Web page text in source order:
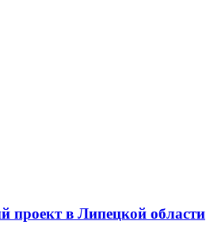
проект в Липецкой области